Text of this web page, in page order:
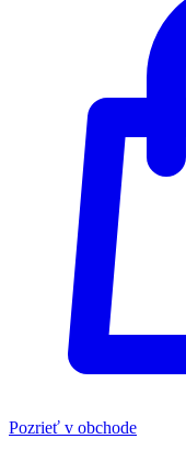
Pozrieť v obchode